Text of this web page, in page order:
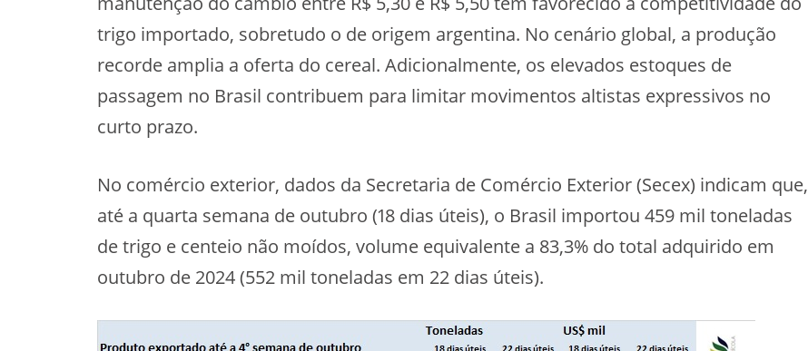
trigo importado, sobretudo o de origem argentina. No cenário global, a produção
recorde amplia a oferta do cereal. Adicionalmente, os elevados estoques de
passagem no Brasil contribuem para limitar movimentos altistas expressivos no
curto prazo.
No comércio exterior, dados da Secretaria de Comércio Exterior (Secex) indicam que,
até a quarta semana de outubro (18 dias úteis), o Brasil importou 459 mil toneladas
de trigo e centeio não moídos, volume equivalente a 83,3% do total adquirido em
outubro de 2024 (552 mil toneladas em 22 dias úteis).